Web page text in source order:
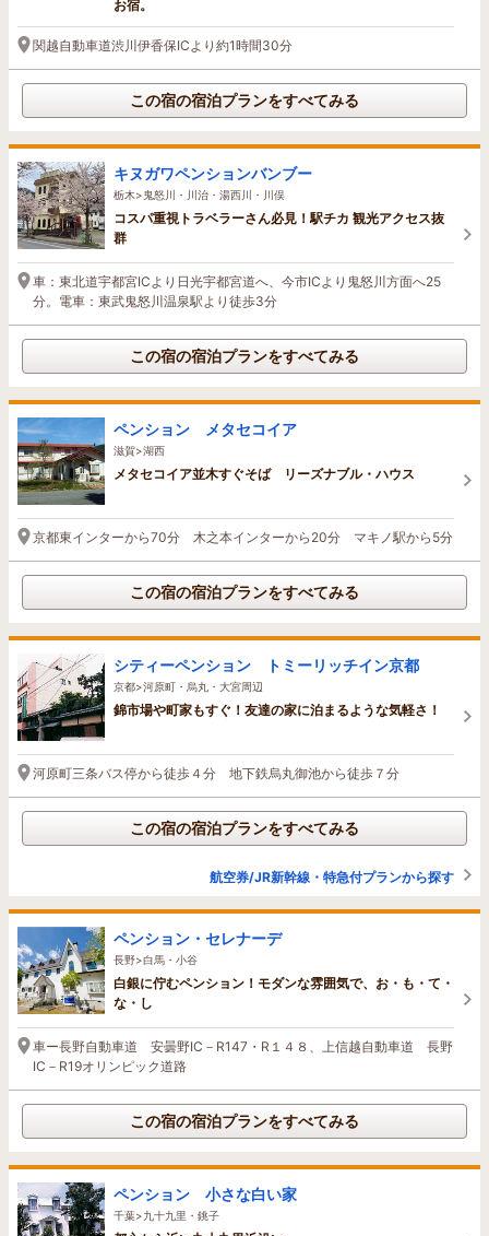
お宿。
関越自動車道渋川伊香保ICより約1時間30分
この宿の宿泊プランをすべてみる
キヌガワペンションバンブー
栃木>鬼怒川・川治・湯西川・川俣
コスパ重視トラベラーさん必見！駅チカ 観光アクセス抜
群
車：東北道宇都宮ICより日光宇都宮道へ、今市ICより鬼怒川方面へ25
分。電車：東武鬼怒川温泉駅より徒歩3分
この宿の宿泊プランをすべてみる
ペンション メタセコイア
滋賀>湖西
メタセコイア並木すぐそば リーズナブル・ハウス
京都東インターから70分 木之本インターから20分 マキノ駅から5分
この宿の宿泊プランをすべてみる
シティーペンション トミーリッチイン京都
京都>河原町・烏丸・大宮周辺
錦市場や町家もすぐ！友達の家に泊まるような気軽さ！
河原町三条バス停から徒歩４分 地下鉄烏丸御池から徒歩７分
この宿の宿泊プランをすべてみる
航空券/JR新幹線・特急付プランから探す
ペンション・セレナーデ
長野>白馬・小谷
白銀に佇むペンション！モダンな雰囲気で、お・も・て・
な・し
車ー長野自動車道 安曇野IC－R147・R１４８、上信越自動車道 長野
IC－R19オリンピック道路
この宿の宿泊プランをすべてみる
ペンション 小さな白い家
千葉>九十九里・銚子